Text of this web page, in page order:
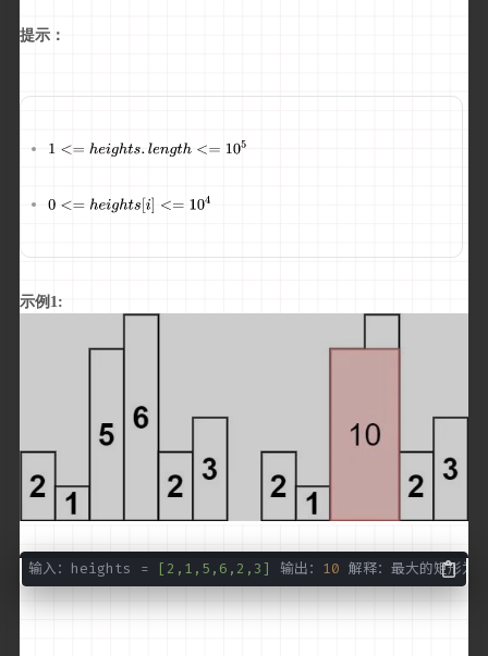
提示：
示例1:
输入：heights = [2,1,5,6,2,3] 输出： 10 解释：最大的矩形为